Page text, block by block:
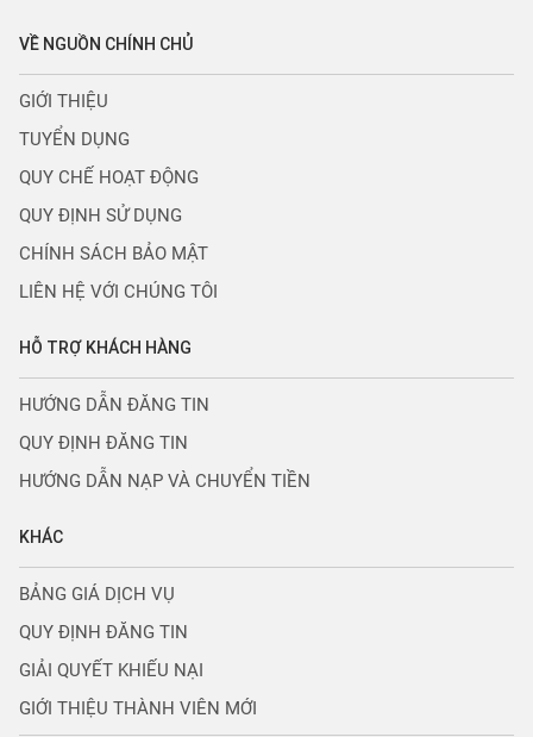
VỀ NGUỒN CHÍNH CHỦ
GIỚI THIỆU
TUYỂN DỤNG
QUY CHẾ HOẠT ĐỘNG
QUY ĐỊNH SỬ DỤNG
CHÍNH SÁCH BẢO MẬT
LIÊN HỆ VỚI CHÚNG TÔI
HỖ TRỢ KHÁCH HÀNG
HƯỚNG DẪN ĐĂNG TIN
QUY ĐỊNH ĐĂNG TIN
HƯỚNG DẪN NẠP VÀ CHUYỂN TIỀN
KHÁC
BẢNG GIÁ DỊCH VỤ
QUY ĐỊNH ĐĂNG TIN
GIẢI QUYẾT KHIẾU NẠI
GIỚI THIỆU THÀNH VIÊN MỚI